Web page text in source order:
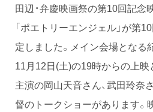
田辺・弁慶映画祭の第10回記念
「ポエトリーエンジェル」が第
定しました。メイン会場とな
11月12日(土)の19時からの上映
主演の岡山天音さん、武田玲奈
督のトークショーがあります。